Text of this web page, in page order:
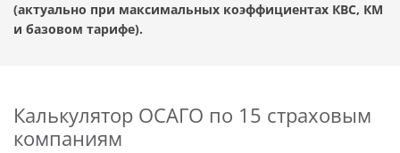
(актуально при максимальных коэффициентах КВС, КМ
и базовом тарифе).
Калькулятор ОСАГО по 15 страховым
компаниям